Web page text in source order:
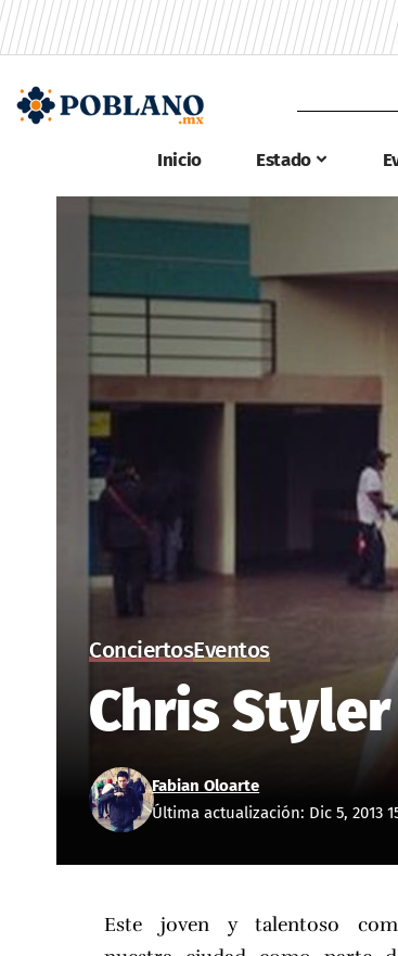
Inicio Estado
ConciertosEventos
Chris Styler
Última actualización: Dic 5, 2013
Fabian Oloarte
Este joven y talentoso